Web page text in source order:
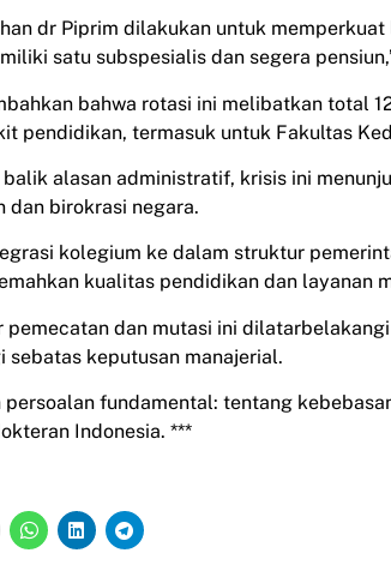
dr Piprim dilakukan untuk
satu subspesialis dan segera
bahwa rotasi ini melibatkan total
pendidikan, termasuk untuk Fakultas
balik alasan administratif, krisis ini
dan birokrasi negara.
kolegium ke dalam struktur
kualitas pendidikan dan layanan
pemecatan dan mutasi ini
sebatas keputusan manajerial.
persoalan fundamental: tentang
Indonesia. ***